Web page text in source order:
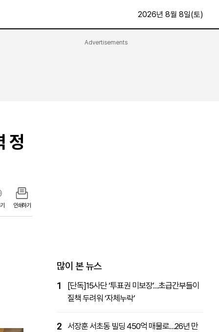
2026년 8월 8일(토)
Advertisements
정
인쇄하기
많이 본 뉴스
1
[단독]15사단 ‘투표권 미보장’…초급간부들이
질책 두려워 ‘자체누락’
2
서장훈 서초동 빌딩 450억 매물로…26년 만